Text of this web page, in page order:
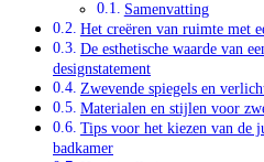
Samenvatting
Het creëren van ruimte met
De esthetische waarde van
designstatement
Zwevende spiegels en
Materialen en stijlen voor
Tips voor het kiezen van de
badkamer